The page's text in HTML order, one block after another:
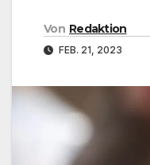
Von Redaktion
FEB. 21, 2023